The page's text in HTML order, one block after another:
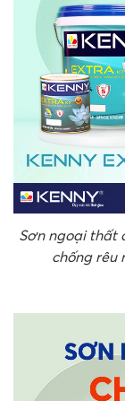
Sơn ngoại thất
chống rêu